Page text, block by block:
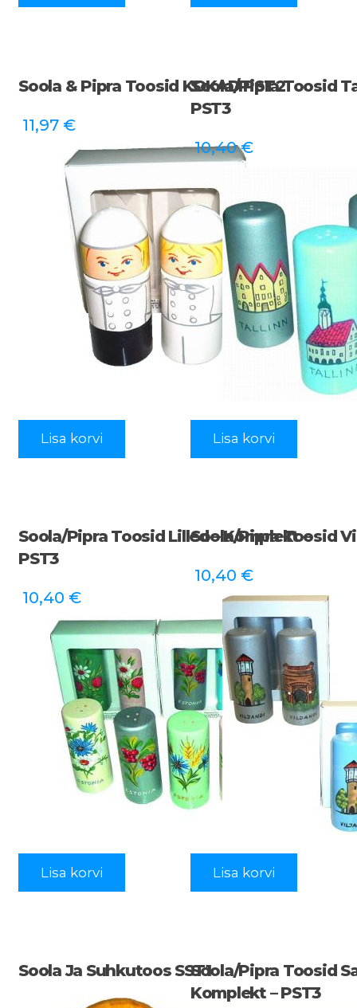
Soola & Pipra Toosid KOKAD PST2
11,97 €
Lisa korvi
Soola/pipra Toosid
PST3
10,40€
Lisa korvi
Soola/pipra Toosid Lilled – Komplekt –
PST3
10,40 €
Lisa korvi
Soola/pipra Toosid
10,40 €
Lisa korvi
Soola Ja Suhkutoos SST1Soola/pipra Toosid
Komplekt – PST3